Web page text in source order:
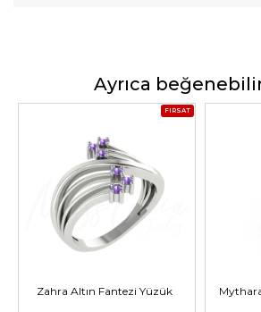
Ayrıca
FIRSAT
Zahra Altın Fantezi Yüzük